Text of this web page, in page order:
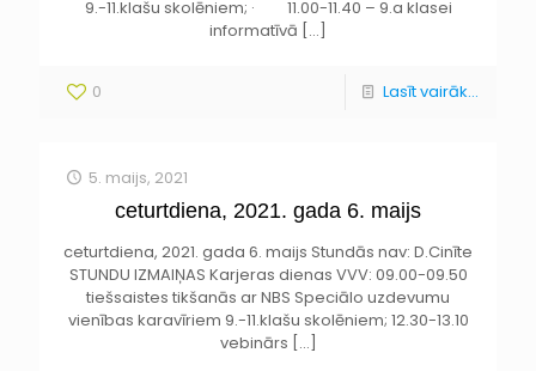
9.-11.klašu skolēniem; · 11.00-11.40 – 9.a klasei
informatīvā […]
0 Lasīt vairāk...
5. maijs, 2021
ceturtdiena, 2021. gada 6. maijs
ceturtdiena, 2021. gada 6. maijs Stundās nav: D.Cinīte
STUNDU IZMAIŅAS Karjeras dienas VVV: 09.00-09.50
tiešsaistes tikšanās ar NBS Speciālo uzdevumu
vienības karavīriem 9.-11.klašu skolēniem; 12.30-13.10
vebinārs […]